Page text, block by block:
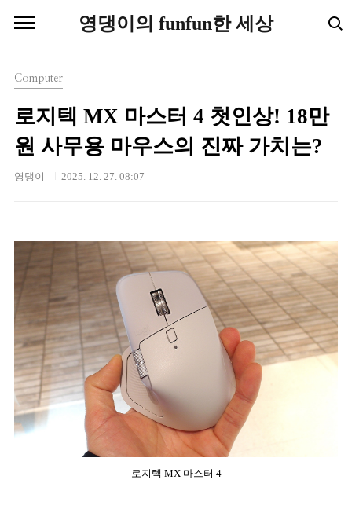
영댕이의 funfun한 세상
Computer
로지텍 MX 마스터 4 첫인상! 18만
원 사무용 마우스의 진짜 가치는?
영댕이 2025. 12. 27. 08:07
로지텍 MX 마스터 4